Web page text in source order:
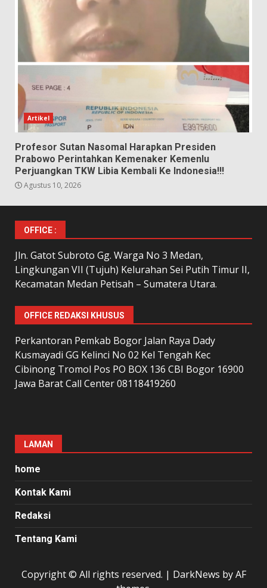
Artikel
Profesor Sutan Nasomal Harapkan Presiden
Prabowo Perintahkan Kemenaker Kemenlu
Perjuangkan TKW Libia Kembali Ke Indonesia!!!
Agustus 10, 2026
OFFICE :
Jln. Gatot Subroto Gg. Warga No 3 Medan,
Lingkungan VII (Tujuh) Kelurahan Sei Putih Timur II,
Kecamatan Medan Petisah – Sumatera Utara.
OFFICE REDAKSI KHUSUS
Perkantoran Pemkab Bogor Jalan Raya Dady
Kusmayadi GG Kelinci No 02 Kel Tengah Kec
Cibinong Tromol Pos PO BOX 136 CBI Bogor 16900
Jawa Barat Call Center 08118419260
LAMAN
home
Kontak Kami
Redaksi
Tentang Kami
Copyright © All rights reserved. | DarkNews by AF